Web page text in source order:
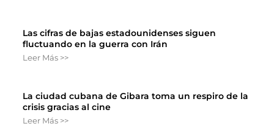
Las cifras de bajas estadounidenses siguen
fluctuando en la guerra con Irán
Leer Más >>
La ciudad cubana de Gibara toma un respiro de la
crisis gracias al cine
Leer Más >>